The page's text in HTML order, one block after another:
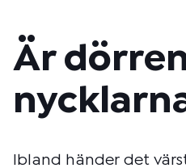
Är
Ibland händer det